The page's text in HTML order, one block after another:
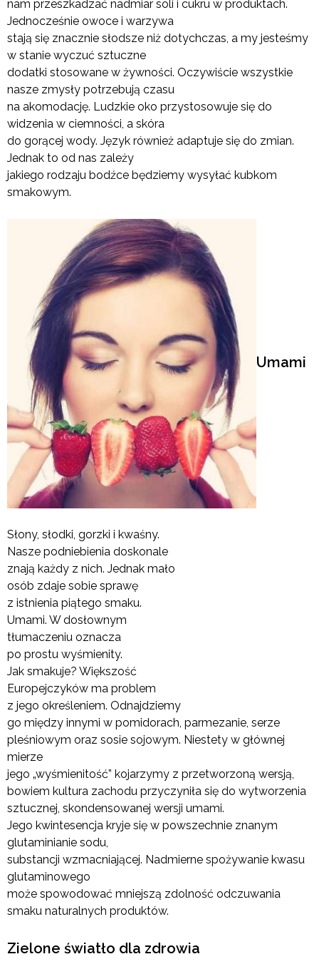
nam przeszkadzać nadmiar soli i cukru w produktach.
Jednocześnie owoce i warzywa
stają się znacznie słodsze niż dotychczas, a my jesteśmy
w stanie wyczuć sztuczne
dodatki stosowane w żywności. Oczywiście wszystkie
nasze zmysły potrzebują czasu
na akomodację. Ludzkie oko przystosowuje się do
widzenia w ciemności, a skóra
do gorącej wody. Język również adaptuje się do zmian.
Jednak to od nas zależy
jakiego rodzaju bodźce będziemy wysyłać kubkom
smakowym.
Umami
Słony, słodki, gorzki i kwaśny.
Nasze podniebienia doskonale
znają każdy z nich. Jednak mało
osób zdaje sobie sprawę
z istnienia piątego smaku.
Umami. W dosłownym
tłumaczeniu oznacza
po prostu wyśmienity.
Jak smakuje? Większość
Europejczyków ma problem
z jego określeniem. Odnajdziemy
go między innymi w pomidorach, parmezanie, serze
pleśniowym oraz sosie sojowym. Niestety w głównej
mierze
jego „wyśmienitość” kojarzymy z przetworzoną wersją,
bowiem kultura zachodu przyczyniła się do wytworzenia
sztucznej, skondensowanej wersji umami.
Jego kwintesencja kryje się w powszechnie znanym
glutaminianie sodu,
substancji wzmacniającej. Nadmierne spożywanie kwasu
glutaminowego
może spowodować mniejszą zdolność odczuwania
smaku naturalnych produktów.
Zielone światło dla zdrowia